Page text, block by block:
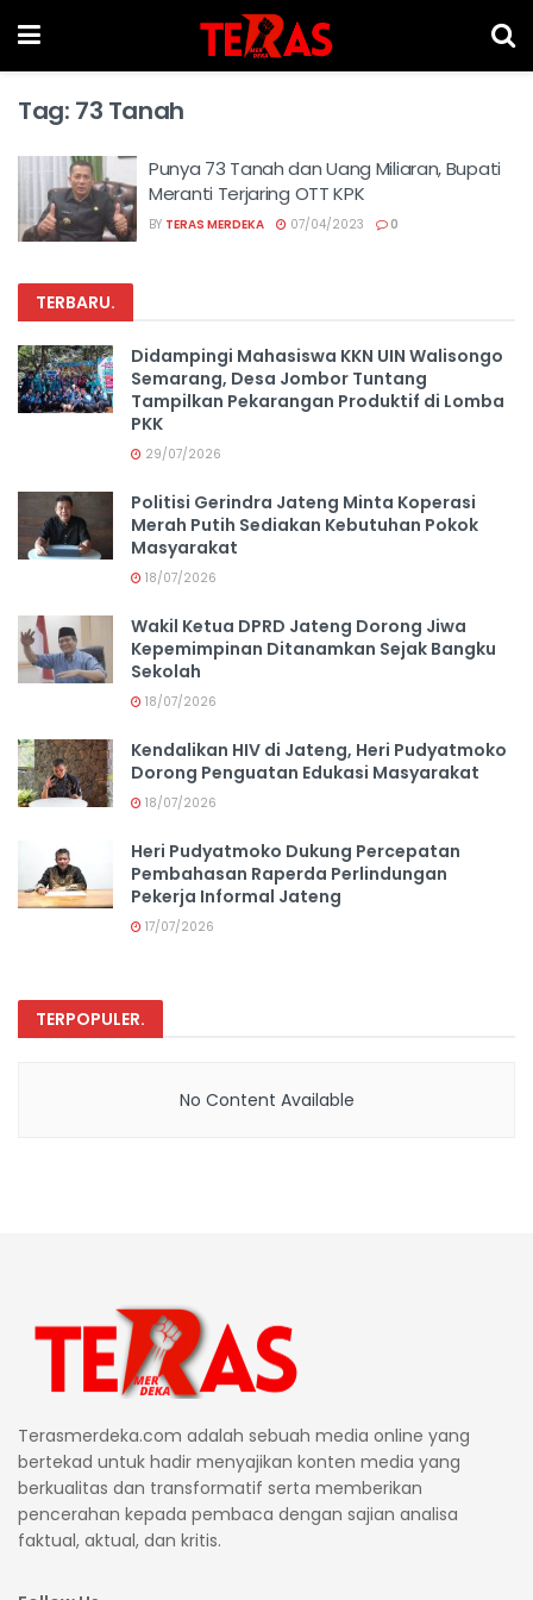
Tag: 73 Tanah
Punya 73 Tanah dan Uang Miliaran, Bupati
Meranti Terjaring OTT KPK
BY TERAS MERDEKA 07/04/2023 0
TERBARU.
Didampingi Mahasiswa KKN UIN Walisongo
Semarang, Desa Jombor Tuntang
Tampilkan Pekarangan Produktif di Lomba
PKK
29/07/2026
Politisi Gerindra Jateng Minta Koperasi
Merah Putih Sediakan Kebutuhan Pokok
Masyarakat
18/07/2026
Wakil Ketua DPRD Jateng Dorong Jiwa
Kepemimpinan Ditanamkan Sejak Bangku
Sekolah
18/07/2026
Kendalikan HIV di Jateng, Heri Pudyatmoko
Dorong Penguatan Edukasi Masyarakat
18/07/2026
Heri Pudyatmoko Dukung Percepatan
Pembahasan Raperda Perlindungan
Pekerja Informal Jateng
17/07/2026
TERPOPULER.
No Content Available
Terasmerdeka.com adalah sebuah media online yang
bertekad untuk hadir menyajikan konten media yang
berkualitas dan transformatif serta memberikan
pencerahan kepada pembaca dengan sajian analisa
faktual, aktual, dan kritis.